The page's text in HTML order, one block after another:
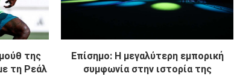
της
τη Ρεάλ
Επίσημο: Η μεγαλύτερη εμπορική
συμφωνία στην ιστορία της